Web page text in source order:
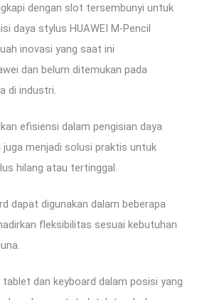
dengan slot tersembunyi untuk
daya stylus HUAWEI M-Pencil
inovasi yang saat ini
dan belum ditemukan pada
di industri.
efisiensi dalam pengisian daya
menjadi solusi praktis untuk
hilang atau tertinggal.
dapat digunakan dalam beberapa
fleksibilitas sesuai kebutuhan
dan keyboard dalam posisi yang